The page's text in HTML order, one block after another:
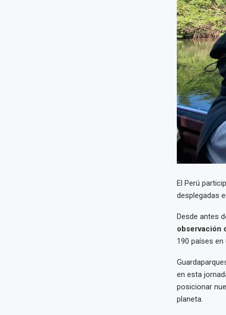
El Perú
desplegadas
Desde antes
observación
190 países
en esta
posicionar
planeta.